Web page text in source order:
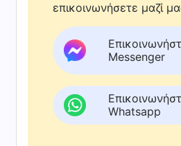
επικοινωνήσετε μαζί
Messenger
Whatsapp